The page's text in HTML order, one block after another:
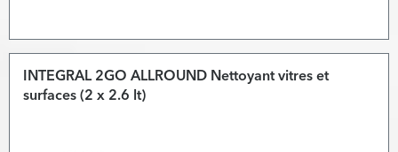
INTEGRAL 2GO ALLROUND Nettoyant vitres et
surfaces (2 x 2.6 lt)